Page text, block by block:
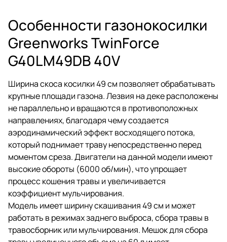
Особенности газонокосилки
Greenworks TwinForce
G40LM49DB 40V
Ширина скоса косилки 49 см позволяет обрабатывать
крупные площади газона. Лезвия на деке расположены
не параллельно и вращаются в противоположных
направлениях, благодаря чему создается
аэродинамический эффект восходящего потока,
который поднимает траву непосредственно перед
моментом среза. Двигатели на данной модели имеют
высокие обороты (6000 об/мин), что упрощает
процесс кошения травы и увеличивается
коэффициент мульчирования.
Модель имеет ширину скашивания 49 см и может
работать в режимах заднего выброса, сбора травы в
травосборник или мульчирования. Мешок для сбора